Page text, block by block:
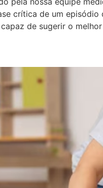
crítica de um
de sugerir o